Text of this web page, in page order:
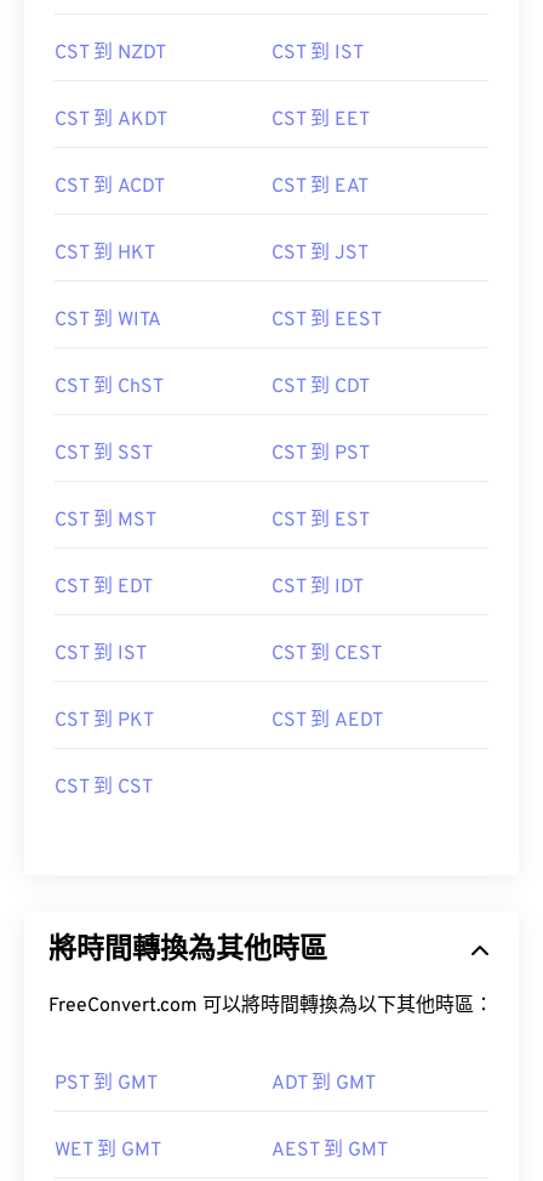
CST 到 NZDT CST 到 IST
CST 到 AKDT CST 到 EET
CST 到 ACDT CST 到 EAT
CST 到 HKT CST 到 JST
CST 到 WITA CST 到 EEST
CST 到 ChST CST 到 CDT
CST 到 SST CST 到 PST
CST 到 MST CST 到 EST
CST 到 EDT CST 到 IDT
CST 到 IST CST 到 CEST
CST 到 PKT CST 到 AEDT
CST 到 CST
將時間轉換為其他時區
FreeConvert.com 可以將時間轉換為以下其他時區：
PST 到 GMT ADT 到 GMT
WET 到 GMT AEST 到 GMT